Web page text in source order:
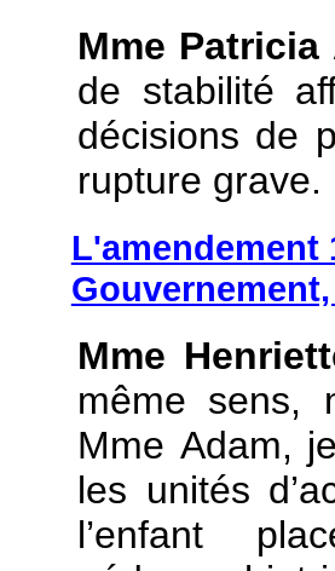
Mme Patricia
de stabilité
décisions de
rupture grave.
L'amendement
Mme
même sens,
Mme Adam,
les unités
l’enfant